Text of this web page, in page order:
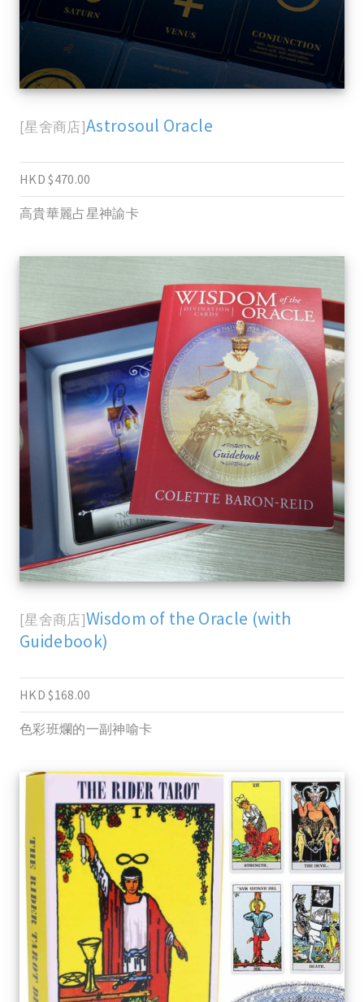
[星舍商店]Astrosoul Oracle
HKD $470.00
高貴華麗占星神諭卡
[星舍商店]Wisdom of the Oracle (with
Guidebook)
HKD $168.00
色彩班爛的一副神喻卡